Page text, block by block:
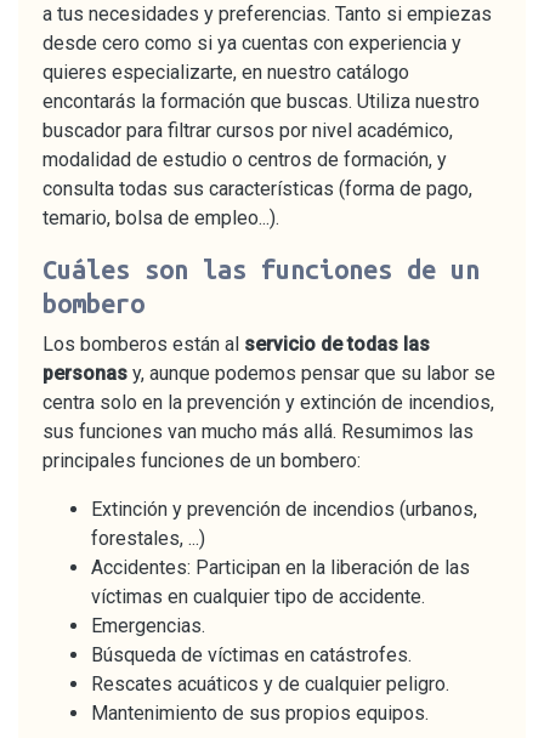
a tus necesidades y preferencias. Tanto si empiezas
desde cero como si ya cuentas con experiencia y
quieres especializarte, en nuestro catálogo
encontarás la formación que buscas. Utiliza nuestro
buscador para filtrar cursos por nivel académico,
modalidad de estudio o centros de formación, y
consulta todas sus características (forma de pago,
temario, bolsa de empleo...).
Cuáles son las funciones de un
bombero
Los bomberos están al servicio de todas las
personas y, aunque podemos pensar que su labor se
centra solo en la prevención y extinción de incendios,
sus funciones van mucho más allá. Resumimos las
principales funciones de un bombero:
Extinción y prevención de incendios (urbanos,
forestales, ...)
Accidentes: Participan en la liberación de las
víctimas en cualquier tipo de accidente.
Emergencias.
Búsqueda de víctimas en catástrofes.
Rescates acuáticos y de cualquier peligro.
Mantenimiento de sus propios equipos.